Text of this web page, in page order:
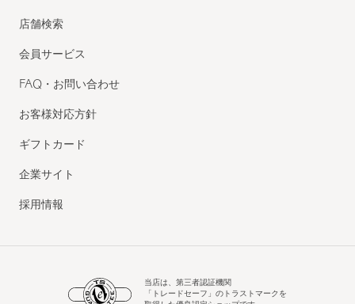
店舗検索
会員サービス
FAQ・お問い合わせ
お客様対応方針
ギフトカード
企業サイト
採用情報
当店は、第三者認証機関
「トレードセーフ」のトラストマークを